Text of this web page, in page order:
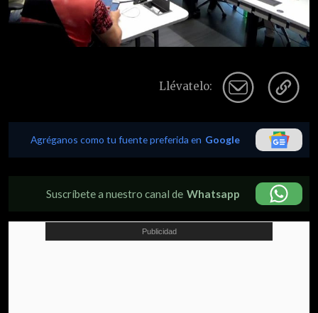
Llévatelo:
Agréganos como tu fuente preferida en Google
Suscríbete a nuestro canal de Whatsapp